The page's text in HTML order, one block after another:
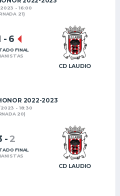
- 16:00
21)
CD LAUDIO
- 6
FINAL
2022-2023
- 18:30
20)
CD LAUDIO
- 2
FINAL